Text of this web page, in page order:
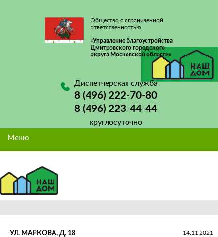
Общество с ограниченной
ответственностью
«Управление благоустройства
Дмитровского городского
округа Московской области»
Диспетчерская служба
8 (496) 222-70-80
8 (496) 223-44-44
круглосуточно
Меню
УЛ. МАРКОВА, Д. 18 14.11.2021